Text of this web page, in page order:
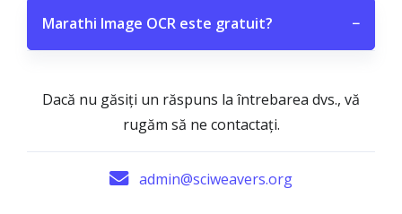
Marathi Image OCR este gratuit? −
Dacă nu găsiți un răspuns la întrebarea dvs., vă
rugăm să ne contactați.
admin@sciweavers.org